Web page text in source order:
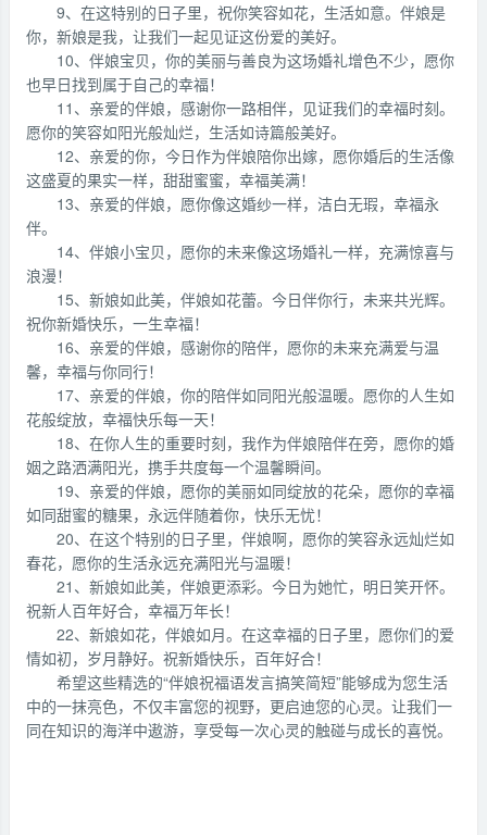
9、在这特别的日子里，祝你笑容如花，生活如意。伴娘是
你，新娘是我，让我们一起见证这份爱的美好。
10、伴娘宝贝，你的美丽与善良为这场婚礼增色不少，愿你
也早日找到属于自己的幸福！
11、亲爱的伴娘，感谢你一路相伴，见证我们的幸福时刻。
愿你的笑容如阳光般灿烂，生活如诗篇般美好。
12、亲爱的你，今日作为伴娘陪你出嫁，愿你婚后的生活像
这盛夏的果实一样，甜甜蜜蜜，幸福美满！
13、亲爱的伴娘，愿你像这婚纱一样，洁白无瑕，幸福永
伴。
14、伴娘小宝贝，愿你的未来像这场婚礼一样，充满惊喜与
浪漫！
15、新娘如此美，伴娘如花蕾。今日伴你行，未来共光辉。
祝你新婚快乐，一生幸福！
16、亲爱的伴娘，感谢你的陪伴，愿你的未来充满爱与温
馨，幸福与你同行！
17、亲爱的伴娘，你的陪伴如同阳光般温暖。愿你的人生如
花般绽放，幸福快乐每一天！
18、在你人生的重要时刻，我作为伴娘陪伴在旁，愿你的婚
姻之路洒满阳光，携手共度每一个温馨瞬间。
19、亲爱的伴娘，愿你的美丽如同绽放的花朵，愿你的幸福
如同甜蜜的糖果，永远伴随着你，快乐无忧！
20、在这个特别的日子里，伴娘啊，愿你的笑容永远灿烂如
春花，愿你的生活永远充满阳光与温暖！
21、新娘如此美，伴娘更添彩。今日为她忙，明日笑开怀。
祝新人百年好合，幸福万年长！
22、新娘如花，伴娘如月。在这幸福的日子里，愿你们的爱
情如初，岁月静好。祝新婚快乐，百年好合！
希望这些精选的“伴娘祝福语发言搞笑简短”能够成为您生活
中的一抹亮色，不仅丰富您的视野，更启迪您的心灵。让我们一
同在知识的海洋中遨游，享受每一次心灵的触碰与成长的喜悦。